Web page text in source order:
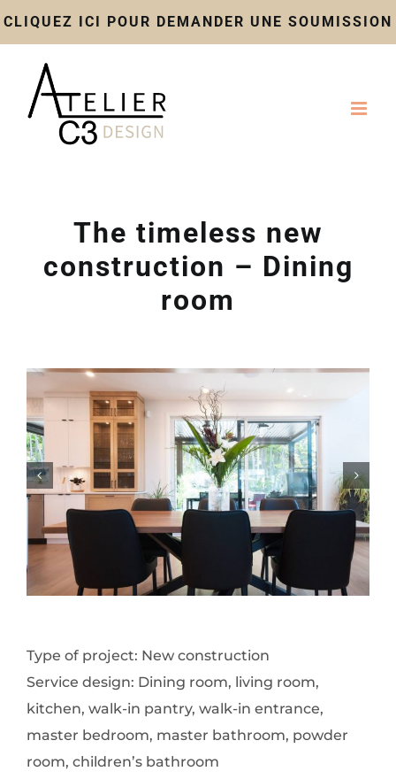
CLIQUEZ ICI POUR DEMANDER UNE SOUMISSION
Skip
The timeless new
construction – Dining
room
Type of project: New construction
Service design: Dining room, living room,
kitchen, walk-in pantry, walk-in entrance,
master bedroom, master bathroom, powder
room, children’s bathroom